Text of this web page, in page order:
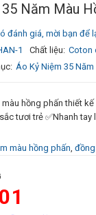
Năm Màu
đánh giá, mời bạn để
1 Chất liệu: Coton
Áo Kỷ Niệm 35 Năm
hồng phấn thiết kế
tươi trẻ ✅Nhanh
màu hồng phấn,